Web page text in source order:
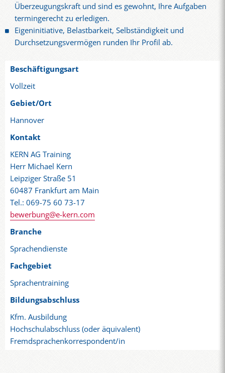
Überzeugungskraft und sind es gewohnt, Ihre Aufgaben
termingerecht zu erledigen.
Eigeninitiative, Belastbarkeit, Selbständigkeit und
Durchsetzungsvermögen runden Ihr Profil ab.
Beschäftigungsart
Vollzeit
Gebiet/Ort
Hannover
Kontakt
KERN AG Training
Herr Michael Kern
Leipziger Straße 51
60487 Frankfurt am Main
Tel.: 069-75 60 73-17
bewerbung@e-kern.com
Branche
Sprachendienste
Fachgebiet
Sprachentraining
Bildungsabschluss
Kfm. Ausbildung
Hochschulabschluss (oder äquivalent)
Fremdsprachenkorrespondent/in